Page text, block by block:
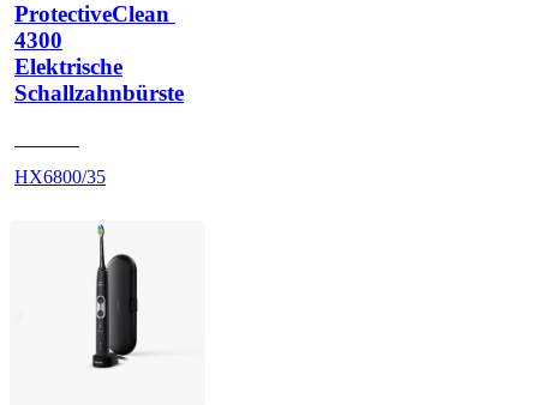
ProtectiveClean
4300
Elektrische
Schallzahnbürste
HX6800/35